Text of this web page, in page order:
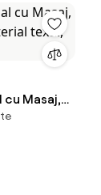
cu Masaj,